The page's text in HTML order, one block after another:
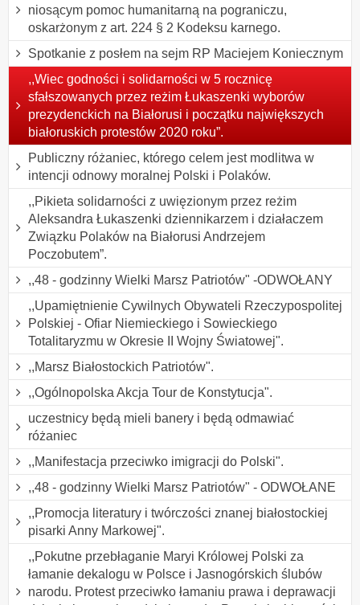
niosącym pomoc humanitarną na pograniczu,
oskarżonym z art. 224 § 2 Kodeksu karnego.
Spotkanie z posłem na sejm RP Maciejem Koniecznym
,,Wiec godności i solidarności w 5 rocznicę
sfałszowanych przez reżim Łukaszenki wyborów
prezydenckich na Białorusi i początku największych
białoruskich protestów 2020 roku”.
Publiczny różaniec, którego celem jest modlitwa w
intencji odnowy moralnej Polski i Polaków.
,,Pikieta solidarności z uwięzionym przez reżim
Aleksandra Łukaszenki dziennikarzem i działaczem
Związku Polaków na Białorusi Andrzejem
Poczobutem”.
,,48 - godzinny Wielki Marsz Patriotów" -ODWOŁANY
,,Upamiętnienie Cywilnych Obywateli Rzeczypospolitej
Polskiej - Ofiar Niemieckiego i Sowieckiego
Totalitaryzmu w Okresie II Wojny Światowej".
,,Marsz Białostockich Patriotów".
,,Ogólnopolska Akcja Tour de Konstytucja".
uczestnicy będą mieli banery i będą odmawiać
różaniec
,,Manifestacja przeciwko imigracji do Polski".
,,48 - godzinny Wielki Marsz Patriotów" - ODWOŁANE
,,Promocja literatury i twórczości znanej białostockiej
pisarki Anny Markowej".
,,Pokutne przebłaganie Maryi Królowej Polski za
łamanie dekalogu w Polsce i Jasnogórskich ślubów
narodu. Protest przeciwko łamaniu prawa i deprawacji